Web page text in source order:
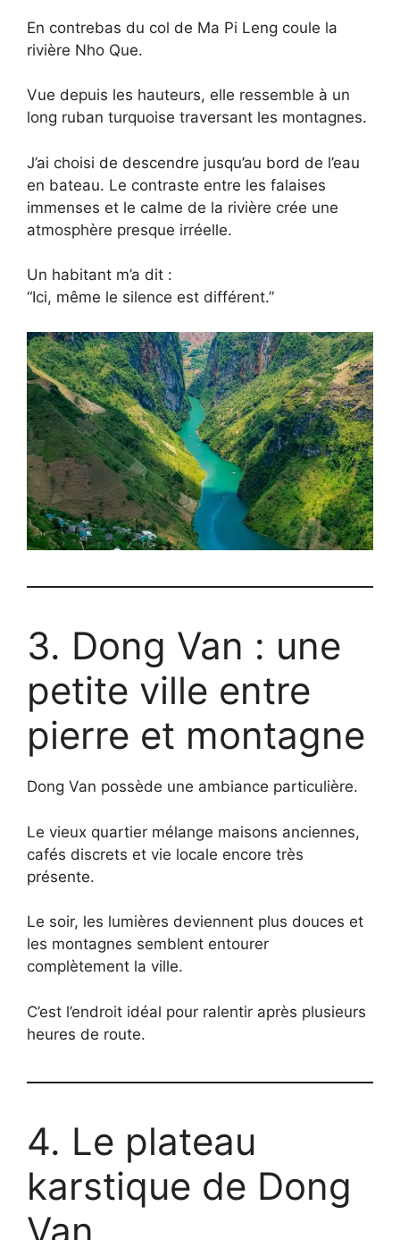
En contrebas du col de Ma Pi Leng coule la
rivière Nho Que.
Vue depuis les hauteurs, elle ressemble à un
long ruban turquoise traversant les montagnes.
J’ai choisi de descendre jusqu’au bord de l’eau
en bateau. Le contraste entre les falaises
immenses et le calme de la rivière crée une
atmosphère presque irréelle.
Un habitant m’a dit :
“Ici, même le silence est différent.”
3. Dong Van : une
petite ville entre
pierre et montagne
Dong Van possède une ambiance particulière.
Le vieux quartier mélange maisons anciennes,
cafés discrets et vie locale encore très
présente.
Le soir, les lumières deviennent plus douces et
les montagnes semblent entourer
complètement la ville.
C’est l’endroit idéal pour ralentir après plusieurs
heures de route.
4. Le plateau
karstique de Dong
Van